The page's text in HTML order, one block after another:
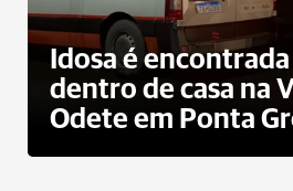
Idosa é
dentro de casa na
Odete em Ponta